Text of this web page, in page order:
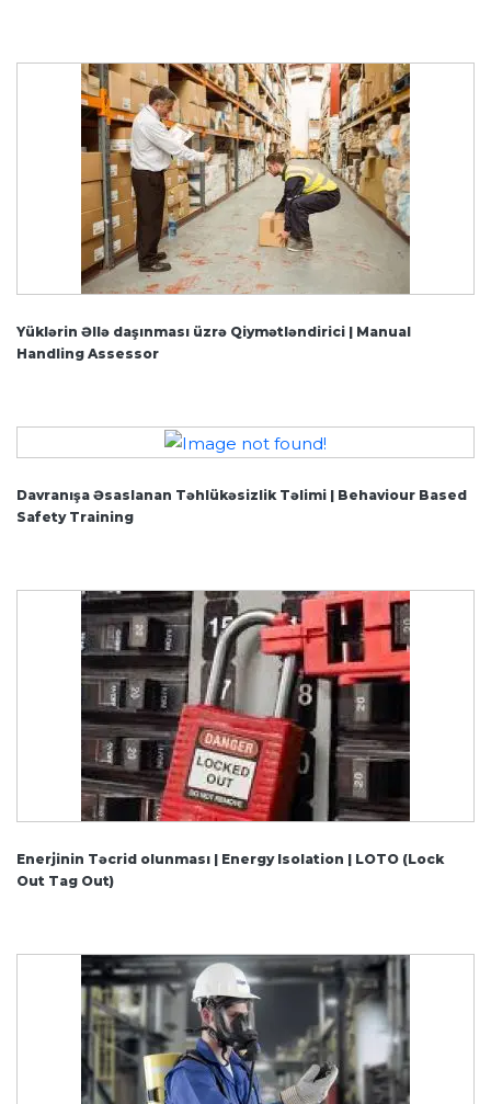
Yüklərin Əllə daşınması üzrə Qiymətləndirici | Manual
Handling Assessor
Davranışa Əsaslanan Təhlükəsizlik Təlimi | Behaviour Based
Safety Training
Enerjinin Təcrid olunması | Energy Isolation | LOTO (Lock
Out Tag Out)